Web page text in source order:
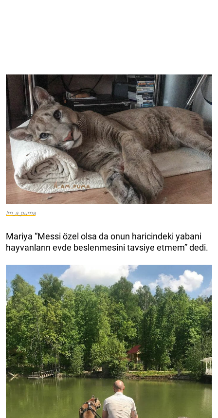
Im_a_puma
Mariya “Messi özel olsa da onun haricindeki yabani
hayvanların evde beslenmesini tavsiye etmem” dedi.